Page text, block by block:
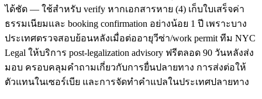
ได้ชัด — ใช้สำหรับ verify หากเอกสารหาย (4) เก็บใบเสร็จค่า
ธรรมเนียมและ booking confirmation อย่างน้อย 1 ปี เพราะบาง
ประเทศตรวจสอบย้อนหลังเมื่อต่ออายุวีซ่า/work permit ทีม NYC
Legal ให้บริการ post-legalization advisory ฟรีตลอด 90 วันหลังส่ง
มอบ ครอบคลุมคำถามเกี่ยวกับการยื่นปลายทาง การส่งต่อให้
ตัวแทนในเซอร์เบีย และการจัดทำคำแปลในประเทศปลายทาง